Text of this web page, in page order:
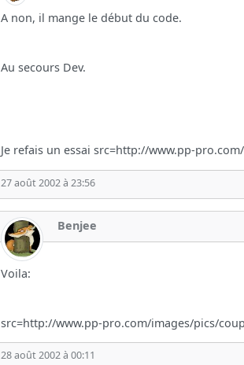
A non, il mange le début du code.
Au secours Dev.
Je refais un essai src=http://www.pp-
27 août 2002 à 23:56
Benjee
Voila:
src=http://www.pp-pro.com/images/pics/
28 août 2002 à 00:11